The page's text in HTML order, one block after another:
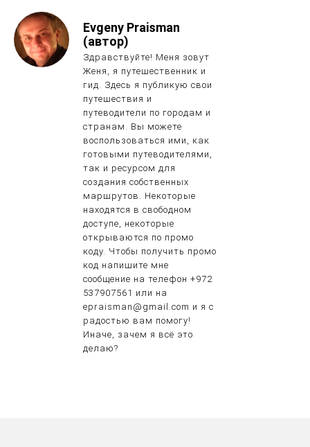
Evgeny Praisman
(автор)
Здравствуйте! Меня зовут
Женя, я путешественник и
гид. Здесь я публикую свои
путешествия и
путеводители по городам и
странам. Вы можете
воспользоваться ими, как
готовыми путеводителями,
так и ресурсом для
создания собственных
маршрутов. Некоторые
находятся в свободном
доступе, некоторые
открываются по промо
коду. Чтобы получить промо
код напишите мне
сообщение на телефон +972
537907561 или на
epraisman@gmail.com и я с
радостью вам помогу!
Иначе, зачем я всё это
делаю?